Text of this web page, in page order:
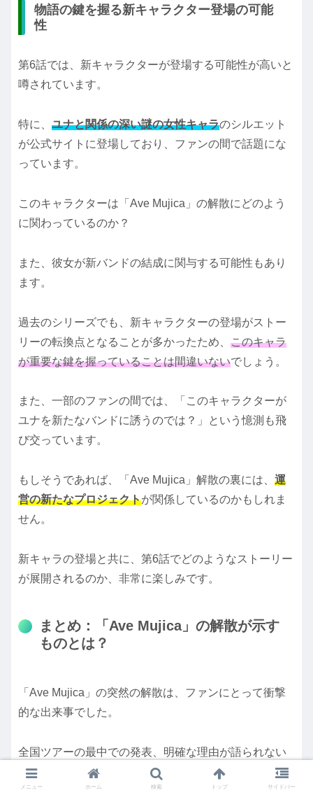
物語の鍵を握る新キャラクター登場の可能
性
第6話では、新キャラクターが登場する可能性が高いと
噂されています。
特に、 ユナと関係の深い謎の女性キャラのシルエット
が公式サイトに登場しており、ファンの間で話題にな
っています。
このキャラクターは「Ave Mujica」の解散にどのよう
に関わっているのか？
また、彼女が新バンドの結成に関与する可能性もあり
ます。
過去のシリーズでも、新キャラクターの登場がストー
リーの転換点となることが多かったため、 このキャラ
が重要な鍵を握っていることは間違いないでしょう。
また、一部のファンの間では、「このキャラクターが
ユナを新たなバンドに誘うのでは？」という憶測も飛
び交っています。
もしそうであれば、「Ave Mujica」解散の裏には、 運
営の新たなプロジェクトが関係しているのかもしれま
せん。
新キャラの登場と共に、第6話でどのようなストーリー
が展開されるのか、非常に楽しみです。
まとめ：「Ave Mujica」の解散が示す
ものとは？
「Ave Mujica」の突然の解散は、ファンにとって衝撃
的な出来事でした。
全国ツアーの最中での発表、明確な理由が語られない
公式声明、そしてメンバーたちの意味深な発言……。
メニュー ホーム 検索 トップ サイドバー